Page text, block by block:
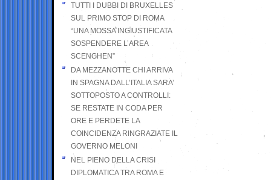
TUTTI I DUBBI DI BRUXELLES
SUL PRIMO STOP DI ROMA
“UNA MOSSA INGIUSTIFICATA
SOSPENDERE L’AREA
SCENGHEN”
DA MEZZANOTTE CHI ARRIVA
IN SPAGNA DALL’ITALIA SARA’
SOTTOPOSTO A CONTROLLI:
SE RESTATE IN CODA PER
ORE E PERDETE LA
COINCIDENZA RINGRAZIATE IL
GOVERNO MELONI
NEL PIENO DELLA CRISI
DIPLOMATICA TRA ROMA E